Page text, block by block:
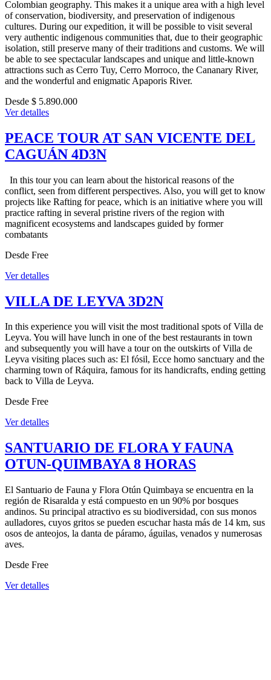
Colombian geography. This makes it a unique area with a high level
of conservation, biodiversity, and preservation of indigenous
cultures. During our expedition, it will be possible to visit several
very authentic indigenous communities that, due to their geographic
isolation, still preserve many of their traditions and customs. We will
be able to see spectacular landscapes and unique and little-known
attractions such as Cerro Tuy, Cerro Morroco, the Cananary River,
and the wonderful and enigmatic Apaporis River.
Desde $ 5.890.000
Ver detalles
PEACE TOUR AT SAN VICENTE DEL
CAGUÁN 4D3N
In this tour you can learn about the historical reasons of the
conflict, seen from different perspectives. Also, you will get to know
projects like Rafting for peace, which is an initiative where you will
practice rafting in several pristine rivers of the region with
magnificent ecosystems and landscapes guided by former
combatants
Desde Free
Ver detalles
VILLA DE LEYVA 3D2N
In this experience you will visit the most traditional spots of Villa de
Leyva. You will have lunch in one of the best restaurants in town
and subsequently you will have a tour on the outskirts of Villa de
Leyva visiting places such as: El fósil, Ecce homo sanctuary and the
charming town of Ráquira, famous for its handicrafts, ending getting
back to Villa de Leyva.
Desde Free
Ver detalles
SANTUARIO DE FLORA Y FAUNA
OTUN-QUIMBAYA 8 HORAS
El Santuario de Fauna y Flora Otún Quimbaya se encuentra en la
región de Risaralda y está compuesto en un 90% por bosques
andinos. Su principal atractivo es su biodiversidad, con sus monos
aulladores, cuyos gritos se pueden escuchar hasta más de 14 km, sus
osos de anteojos, la danta de páramo, águilas, venados y numerosas
aves.
Desde Free
Ver detalles